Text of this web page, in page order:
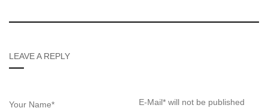
LEAVE A REPLY